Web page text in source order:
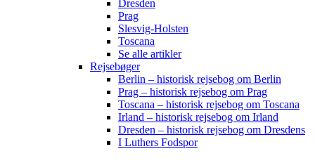
Dresden
Prag
Slesvig-Holsten
Toscana
Se alle artikler
Rejsebøger
Berlin – historisk rejsebog om Berlin
Prag – historisk rejsebog om Prag
Toscana – historisk rejsebog om Toscana
Irland – historisk rejsebog om Irland
Dresden – historisk rejsebog om Dresdens
I Luthers Fodspor